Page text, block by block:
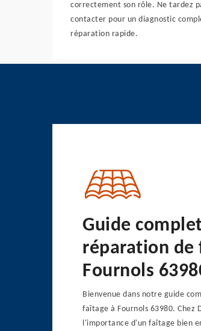
correctement son rôle. Ne tardez
contacter pour un diagnostic
réparation rapide.
Guide
réparation de
Fournols
Bienvenue dans notre guide
faîtage à Fournols 63980. Chez
l'importance d'un faîtage bien